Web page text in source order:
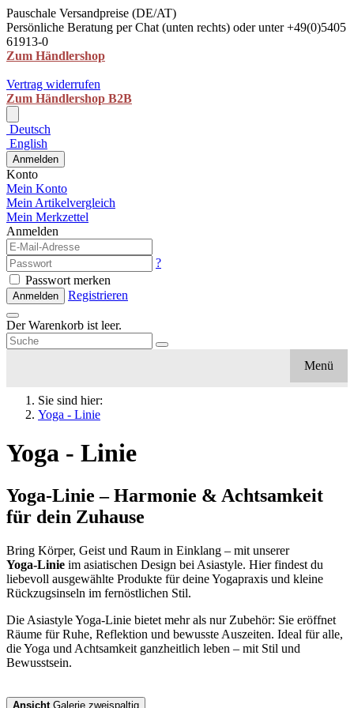
Pauschale Versandpreise (DE/AT)
Persönliche Beratung per Chat (unten rechts) oder unter +49(0)5405
61913-0
Zum Händlershop
Vertrag widerrufen
Zum Händlershop B2B
Deutsch
English
Anmelden
Konto
Mein Konto
Mein Artikelvergleich
Mein Merkzettel
Anmelden
?
Passwort merken
Anmelden Registrieren
Der Warenkorb ist leer.
Menü
Sie sind hier:
Yoga - Linie
Yoga - Linie
Yoga‑Linie – Harmonie & Achtsamkeit
für dein Zuhause
Bring Körper, Geist und Raum in Einklang – mit unserer
Yoga‑Linie im asiatischen Design bei Asiastyle. Hier findest du
liebevoll ausgewählte Produkte für deine Yogapraxis und kleine
Rückzugsinseln im fernöstlichen Stil.
Die Asiastyle Yoga‑Linie bietet mehr als nur Zubehör: Sie eröffnet
Räume für Ruhe, Reflektion und bewusste Auszeiten. Ideal für alle,
die Yoga und Achtsamkeit ganzheitlich leben – mit Stil und
Bewusstsein.
Ansicht Galerie zweispaltig